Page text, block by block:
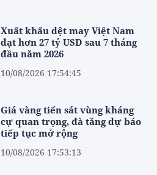
Xuất khẩu dệt may Việt Nam
đạt hơn 27 tỷ USD sau 7 tháng
đầu năm 2026
10/08/2026 17:54:45
Giá vàng tiến sát vùng kháng
cự quan trọng, đà tăng dự báo
tiếp tục mở rộng
10/08/2026 17:53:13